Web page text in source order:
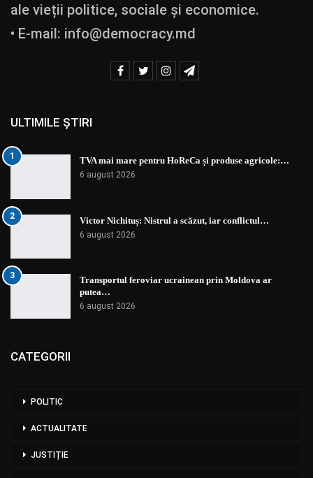
ale vieții politice, sociale și economice.
• E-mail: info@democracy.md
ULTIMILE ȘTIRI
1 TVA mai mare pentru HoReCa și produse agricole:…
6 august 2026
2 Victor Nichituș: Nistrul a scăzut, iar conflictul…
6 august 2026
3
Transportul feroviar ucrainean prin Moldova ar
putea…
6 august 2026
CATEGORII
POLITIC
ACTUALITATE
JUSTIȚIE